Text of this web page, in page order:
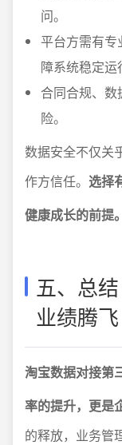
问。
平台方需有专
障系统稳定运
合同合规、
险。
数据安全不仅关
作方信任。 选择
健康成长的前提。
五、总
业绩腾飞
淘宝数据对接第
率的提升，更是
的释放，业务管